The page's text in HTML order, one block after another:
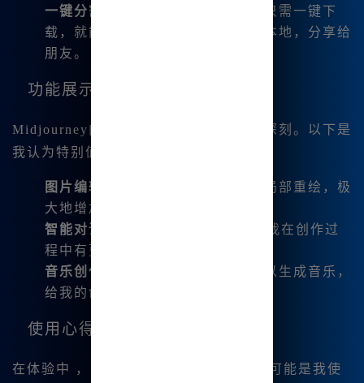
一键分割和保存
：完成作品后，我只需一键下
载，就能将我的四宫格图片保存到本地，分享给
朋友。
功能展示
Midjourney内网版的强大功能让我印象深刻。以下是
我认为特别值得一提的几个：
图片编辑
：能够对生成的图片进行局部重绘，极
大地增加了创作的灵活性。
智能对话助手
：内置AI对话系统让我在创作过
程中有更多的灵感碰撞。
音乐创作
：它不仅支持绘画，还可以生成音乐，
给我的创作增添了另一个维度。
使用心得
在体验中 ，我发现Midjourney内网版可能是我使